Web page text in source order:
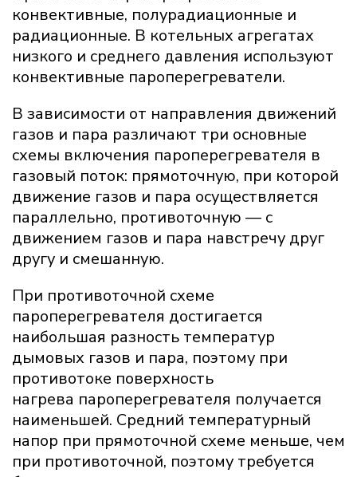
конвективные, полурадиационные и
радиационные. В котельных агрегатах
низкого и среднего давления используют
конвективные пароперегреватели.
В зависимости от направления движений
газов и пара различают три основные
схемы включения пароперегревателя в
газовый поток: прямоточную, при которой
движение газов и пара осуществляется
параллельно, противоточную — с
движением газов и пара навстречу друг
другу и смешанную.
При противоточной схеме
пароперегревателя достигается
наибольшая разность температур
дымовых газов и пара, поэтому при
противотоке поверхность
нагрева пароперегревателя получается
наименьшей. Средний температурный
напор при прямоточной схеме меньше, чем
при противоточной, поэтому требуется